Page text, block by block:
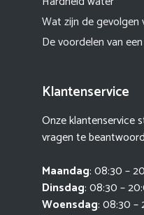
Wat zijn de gevolgen
De voordelen van
Klantenservice
Onze klantenservice
vragen te
Maandag: 08:30 –
Dinsdag: 08:30 –
Woensdag: 08:30 –